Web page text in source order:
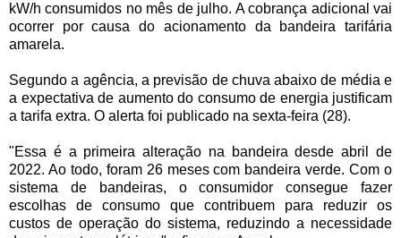
kW/h consumidos no mês de julho. A cobrança adicional vai
ocorrer por causa do acionamento da bandeira tarifária
amarela.
Segundo a agência, a previsão de chuva abaixo de média e
a expectativa de aumento do consumo de energia justificam
a tarifa extra. O alerta foi publicado na sexta-feira (28).
"Essa é a primeira alteração na bandeira desde abril de
2022. Ao todo, foram 26 meses com bandeira verde. Com o
sistema de bandeiras, o consumidor consegue fazer
escolhas de consumo que contribuem para reduzir os
custos de operação do sistema, reduzindo a necessidade